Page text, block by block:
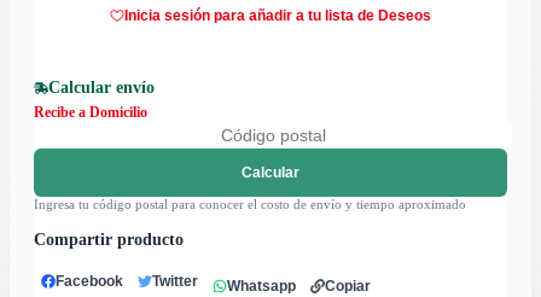
Inicia sesión para añadir a tu lista de Deseos
Calcular envío
Recibe a Domicilio
Calcular
Ingresa tu código postal para conocer el costo de envío y tiempo aproximado
Compartir producto
Facebook Twitter Whatsapp Copiar